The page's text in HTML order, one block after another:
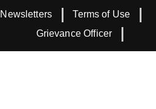
Newsletters
Terms of Use
Grievance Officer